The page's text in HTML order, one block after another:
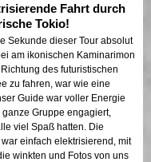
Fahrt durch
Tokio!
Sekunde dieser Tour absolut
am ikonischen Kaminarimon
des futuristischen
zu fahren, war wie eine
Guide war voller Energie
Gruppe engagiert,
viel Spaß hatten. Die
einfach elektrisierend, mit
winkten und Fotos von uns